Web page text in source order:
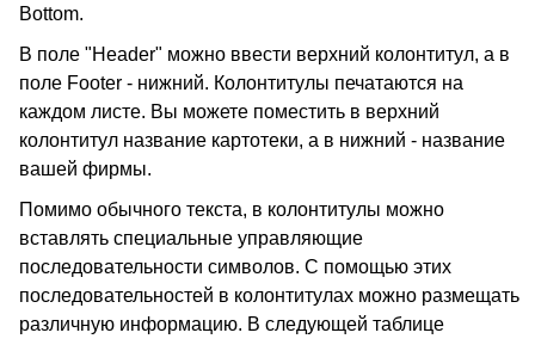
Bottom.
В поле "Header" можно ввести верхний колонтитул, а в
поле Footer - нижний. Колонтитулы печатаются на
каждом листе. Вы можете поместить в верхний
колонтитул название картотеки, а в нижний - название
вашей фирмы.
Помимо обычного текста, в колонтитулы можно
вставлять специальные управляющие
последовательности символов. С помощью этих
последовательностей в колонтитулах можно размещать
различную информацию. В следующей таблице